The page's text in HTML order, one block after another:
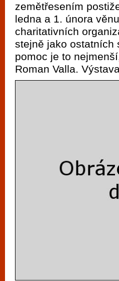
zemětřesením
ledna a 1. února
charitativních
stejně jako ostatních
pomoc je to
Roman Valla.
po moderní
příležitostné hráče.